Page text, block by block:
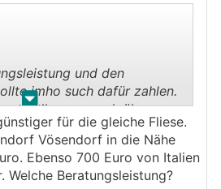
. .
und den
imho such dafür zahlen.
alles nur noch übers
gerade bei
Küchen etc sehr schwierig.
alle gute Rabatte, so viel
für die gleiche Fliese.
Vösendorf in die Nähe
Ebenso 700 Euro von Italien
Welche Beratungsleistung?